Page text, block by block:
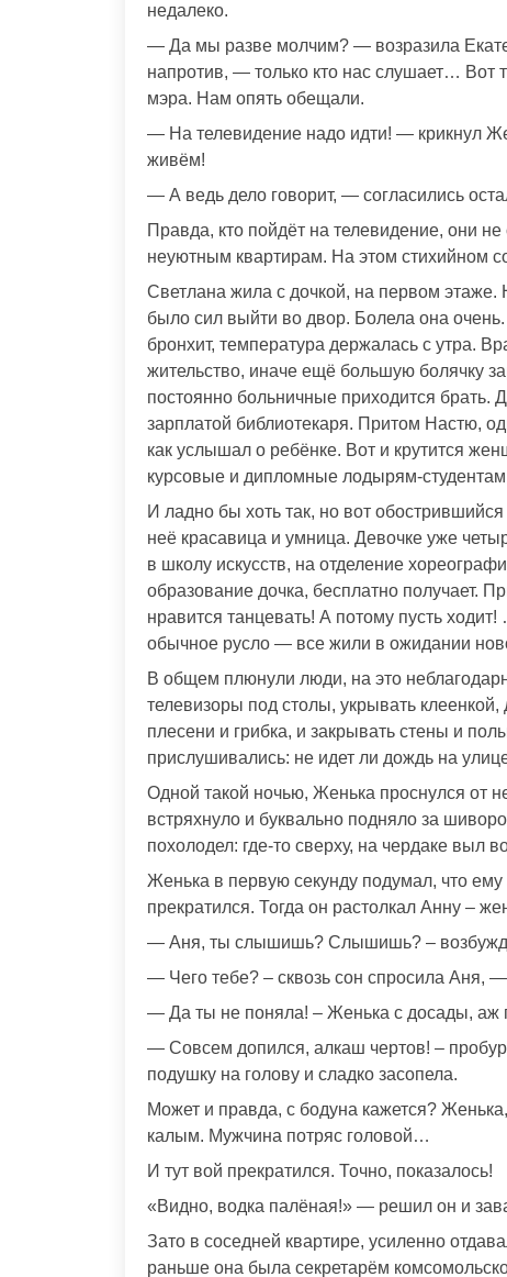
недалеко.
— Да мы разве молчим? — возразила
напротив, — только кто нас слушает…
мэра. Нам опять обещали.
— На телевидение надо идти! — крикнул
живём!
— А ведь дело говорит, — согласились
Правда, кто пойдёт на телевидение, они
неуютным квартирам. На этом стихийном
Светлана жила с дочкой, на первом
было сил выйти во двор. Болела она
бронхит, температура держалась с утра.
жительство, иначе ещё большую болячку
постоянно больничные приходится брать.
зарплатой библиотекаря. Притом Настю,
как услышал о ребёнке. Вот и крутится
курсовые и дипломные лодырям-
И ладно бы хоть так, но вот
неё красавица и умница. Девочке уже
в школу искусств, на отделение
образование дочка, бесплатно получает.
нравится танцевать! А потому пусть
обычное русло — все жили в ожидании
В общем плюнули люди, на это
телевизоры под столы, укрывать клеенкой,
плесени и грибка, и закрывать стены и
прислушивались: не идет ли дождь на
Одной такой ночью, Женька проснулся от
встряхнуло и буквально подняло за
похолодел: где-то сверху, на чердаке
Женька в первую секунду подумал, что
прекратился. Тогда он растолкал Анну –
— Аня, ты слышишь? Слышишь? –
— Чего тебе? – сквозь сон спросила Аня,
— Да ты не поняла! – Женька с досады, аж
— Совсем допился, алкаш чертов! –
подушку на голову и сладко засопела.
Может и правда, с бодуна кажется?
калым. Мужчина потряс головой…
И тут вой прекратился. Точно, показалось!
«Видно, водка палёная!» — решил он и
Зато в соседней квартире, усиленно
раньше она была секретарём